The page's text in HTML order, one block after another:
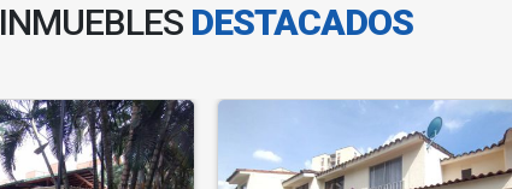
INMUEBLES DESTACADOS